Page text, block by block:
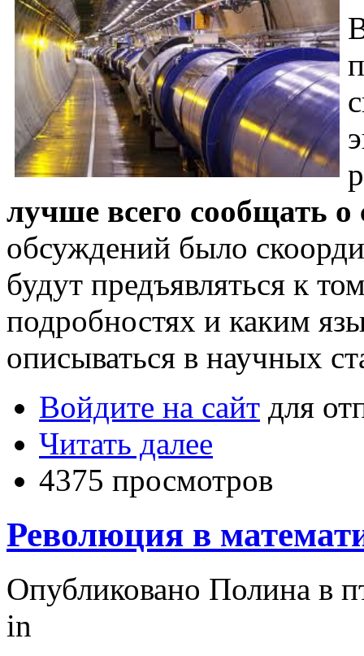
лучше всего сообщать
обсуждений было
будут предъявляться к
подробностях и каким
описываться в научных
Войдите на сайт для
Читать далее
4375 просмотров
Революция в
Опубликовано Полина в
in